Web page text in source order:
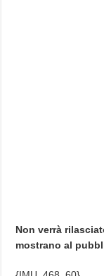
Non verrà
mostrano al